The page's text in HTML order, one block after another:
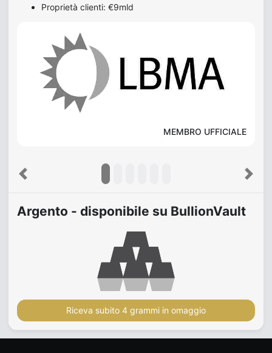
Proprietà clienti: €9mld
MEMBRO UFFICIALE
Previous Next
Argento - disponibile su BullionVault
Riceva subito 4 grammi in omaggio